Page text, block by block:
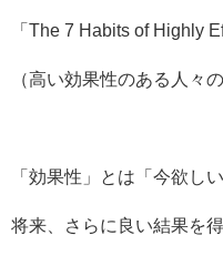
「The 7 Habits of Highly
（高い効果性のある人々
「効果性」とは「今欲し
将来、さらに良い結果を